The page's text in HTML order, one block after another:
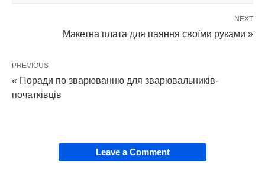
NEXT
Макетна плата для паяння своїми руками »
PREVIOUS
« Поради по зварюванню для зварювальників-
початківців
Leave a Comment